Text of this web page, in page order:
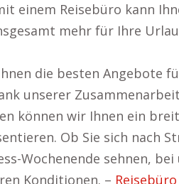
einem Reisebüro kann
mehr für Ihre
die besten Angebote
unserer
können wir Ihnen ein
Ob Sie sich nach
Wochenende sehnen,
Konditionen. –